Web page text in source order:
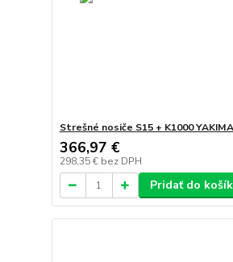
Strešné nosiče S15 + K1000 YAKIMA
366,97 €
298,35 € bez DPH
Pridať do